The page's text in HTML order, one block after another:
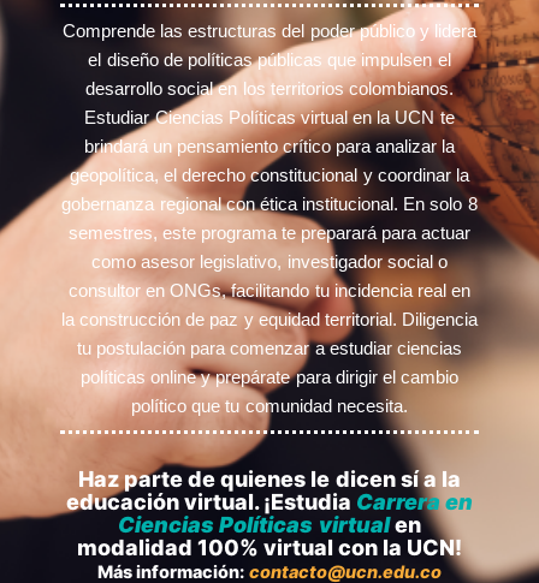
Comprende las estructuras del poder público y lidera
el diseño de políticas públicas que impulsen el
desarrollo social en los territorios colombianos.
Estudiar Ciencias Políticas virtual en la UCN te
brindará un pensamiento crítico para analizar la
geopolítica, el derecho constitucional y coordinar la
gobernanza regional con ética institucional. En solo 8
semestres, este programa te preparará para actuar
como asesor legislativo, investigador social o
consultor en ONGs, facilitando tu incidencia real en
la construcción de paz y equidad territorial. Diligencia
tu postulación para comenzar a estudiar ciencias
políticas online y prepárate para dirigir el cambio
político que tu comunidad necesita.
Haz parte de quienes le dicen sí a la
educación virtual. ¡Estudia Carrera en
Ciencias Políticas virtualen
modalidad 100% virtual con la UCN!
Más información: contacto@ucn.edu.co